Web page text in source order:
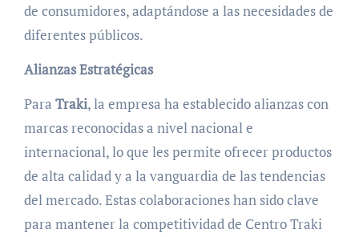
de consumidores, adaptándose a las necesidades de
diferentes públicos.
Alianzas Estratégicas
Para Traki, la empresa ha establecido alianzas con
marcas reconocidas a nivel nacional e
internacional, lo que les permite ofrecer productos
de alta calidad y a la vanguardia de las tendencias
del mercado. Estas colaboraciones han sido clave
para mantener la competitividad de Centro Traki